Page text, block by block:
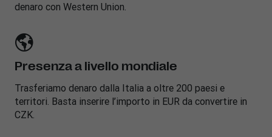
denaro con Western Union.
Presenza a livello mondiale
Trasferiamo denaro dalla Italia a oltre 200 paesi e
territori. Basta inserire l’importo in EUR da convertire in
CZK.